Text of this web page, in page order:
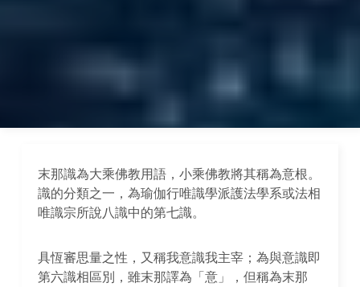
末那識為大乘佛教用語，小乘佛教將其稱為意根。
識的分類之一，為瑜伽行唯識學派護法學系或法相
唯識宗所說八識中的第七識。
具恆審思量之性，又稱我意識我主宰；為與意識即
第六識相區別，雖末那譯為「意」，但稱為末那